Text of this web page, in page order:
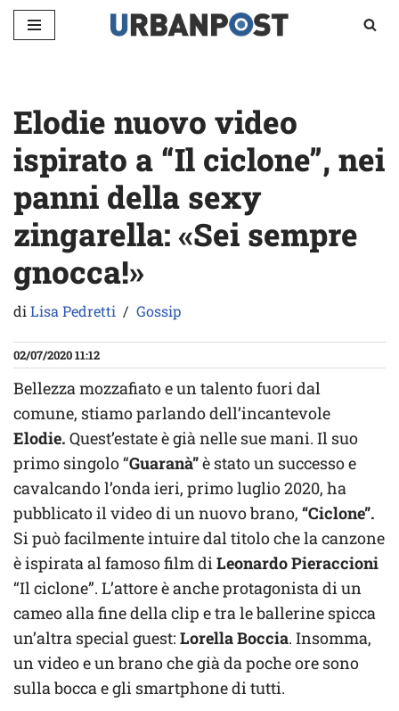
Elodie nuovo video
ispirato a “Il ciclone”, nei
panni della sexy
zingarella: «Sei sempre
gnocca!»
diLisa Pedretti Gossip
02/07/2020 11:12
Bellezza mozzafiato e un talento fuori dal
comune, stiamo parlando dell’incantevole
Elodie. Quest’estate è già nelle sue mani. Il suo
primo singolo “Guaranà”è stato un successo e
cavalcando l’onda ieri, primo luglio 2020, ha
pubblicato il video di un nuovo brano, “Ciclone”.
Si può facilmente intuire dal titolo che la canzone
è ispirata al famoso film diLeonardo Pieraccioni
“Il ciclone”. L’attore è anche protagonista di un
cameo alla fine della clip e tra le ballerine spicca
un’altra special guest: Lorella Boccia. Insomma,
un video e un brano che già da poche ore sono
sulla bocca e gli smartphone di tutti.